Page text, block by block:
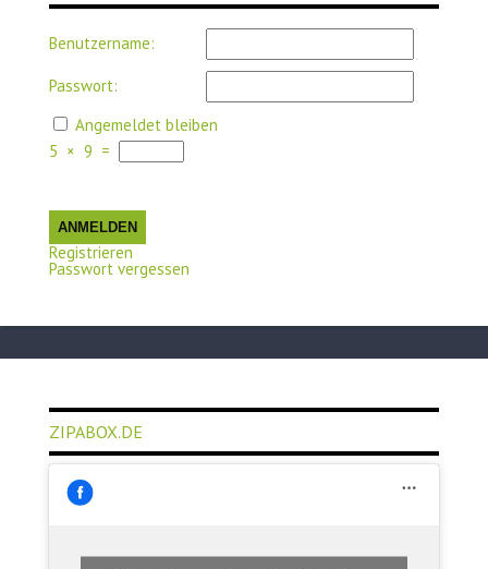
Benutzername:
Passwort:
Angemeldet bleiben
5 × 9 =
ANMELDEN
Registrieren
Passwort vergessen
ZIPABOX.DE